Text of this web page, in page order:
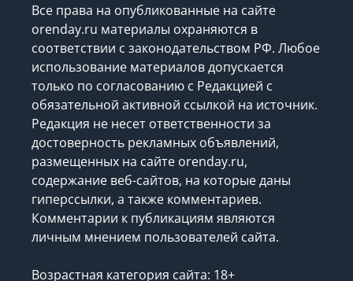
Все права на опубликованные на сайте
orenday.ru материалы охраняются в
соответствии с законодательством РФ. Любое
использование материалов допускается
только по согласованию с Редакцией с
обязательной активной ссылкой на источник.
Редакция не несет ответственности за
достоверность рекламных объявлений,
размещенных на сайте orenday.ru,
содержание веб-сайтов, на которые даны
гиперссылки, а также комментариев.
Комментарии к публикациям являются
личным мнением пользователей сайта.
Возрастная категория сайта: 18+